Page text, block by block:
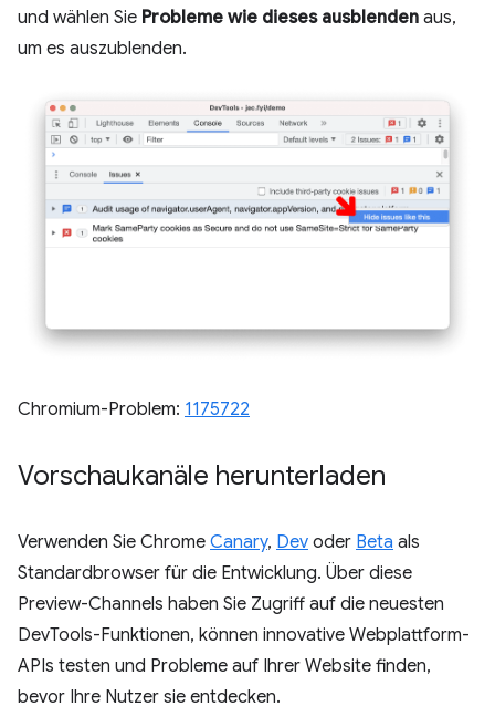
und wählen Sie Probleme wie dieses ausblenden aus,
um es auszublenden.
Chromium-Problem: 1175722
Vorschaukanäle herunterladen
Verwenden Sie Chrome Canary, Dev oder Beta als
Standardbrowser für die Entwicklung. Über diese
Preview-Channels haben Sie Zugriff auf die neuesten
DevTools-Funktionen, können innovative Webplattform-
APIs testen und Probleme auf Ihrer Website finden,
bevor Ihre Nutzer sie entdecken.